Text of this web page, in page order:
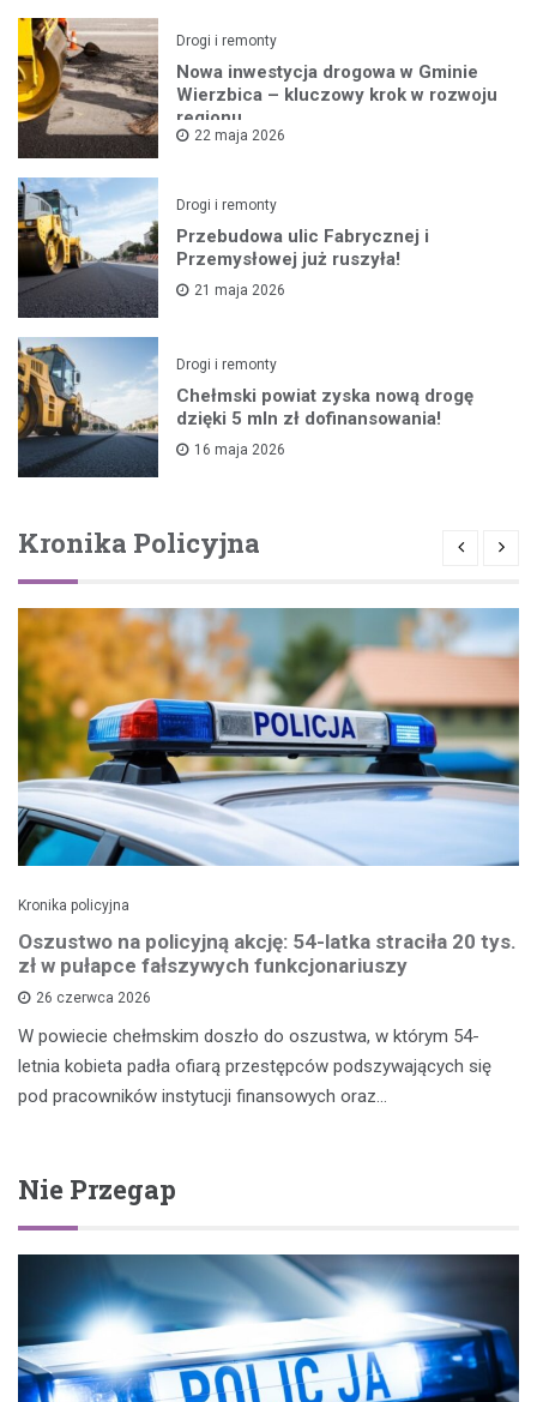
Drogi i remonty
Nowa inwestycja drogowa w Gminie
Wierzbica – kluczowy krok w rozwoju
regionu
22 maja 2026
Drogi i remonty
Przebudowa ulic Fabrycznej i
Przemysłowej już ruszyła!
21 maja 2026
Drogi i remonty
Chełmski powiat zyska nową drogę
dzięki 5 mln zł dofinansowania!
16 maja 2026
Kronika Policyjna
Kronika policyjna
Oszustwo na policyjną akcję: 54-latka straciła 20 tys.
zł w pułapce fałszywych funkcjonariuszy
26 czerwca 2026
W powiecie chełmskim doszło do oszustwa, w którym 54-
letnia kobieta padła ofiarą przestępców podszywających się
pod pracowników instytucji finansowych oraz…
Nie Przegap